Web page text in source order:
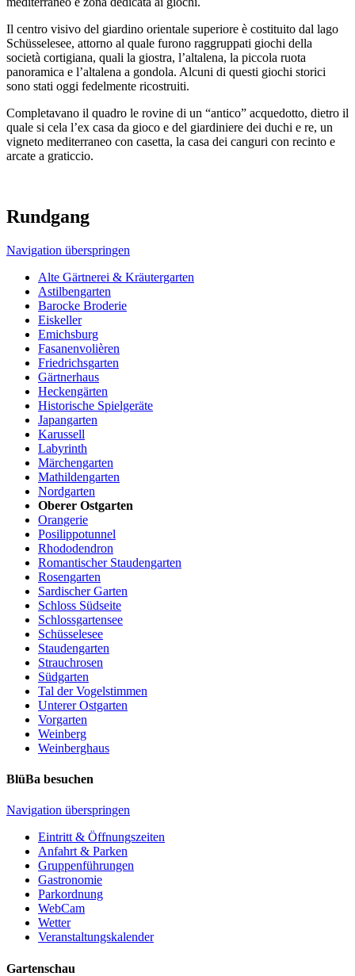
Il centro visivo del giardino orientale superiore è costituito dal lago
Schüsselesee, attorno al quale furono raggruppati giochi della
società cortigiana, quali la giostra, l’altalena, la piccola ruota
panoramica e l’altalena a gondola. Alcuni di questi giochi storici
sono stati oggi fedelmente ricostruiti.
Completavano il quadro le rovine di un “antico” acquedotto, dietro il
quale si cela l’ex casa da gioco e del giardiniere dei duchi e re, un
vigneto mediterraneo con casetta, la casa dei canguri con recinto e
arcate a graticcio.
Rundgang
Navigation überspringen
Alte Gärtnerei & Kräutergarten
Astilbengarten
Barocke Broderie
Eiskeller
Emichsburg
Fasanenvolièren
Friedrichsgarten
Gärtnerhaus
Heckengärten
Historische Spielgeräte
Japangarten
Karussell
Labyrinth
Märchengarten
Mathildengarten
Nordgarten
Oberer Ostgarten
Orangerie
Posilippotunnel
Rhododendron
Romantischer Staudengarten
Rosengarten
Sardischer Garten
Schloss Südseite
Schlossgartensee
Schüsselesee
Staudengarten
Strauchrosen
Südgarten
Tal der Vogelstimmen
Unterer Ostgarten
Vorgarten
Weinberg
Weinberghaus
BlüBa besuchen
Navigation überspringen
Eintritt & Öffnungszeiten
Anfahrt & Parken
Gruppenführungen
Gastronomie
Parkordnung
WebCam
Wetter
Veranstaltungskalender
Gartenschau